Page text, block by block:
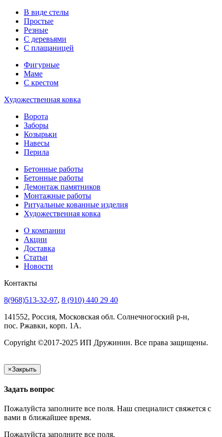
В виде стелы
Простые
Резные
С деревьями
С плащаницей
Фигурные
Маме
С крестом
Художественная ковка
Ворота
Заборы
Козырьки
Навесы
Перила
Бетонные работы
Бетонные работы
Демонтаж памятников
Монтажные работы
Ритуальные кованные изделия
Художественная ковка
О компании
Акции
Доставка
Статьи
Новости
Контакты
8(968)513-32-97, 8 (910) 440 29 40
141552, Россия, Московская обл. Солнечногоский р-н,
пос. Ржавки, корп. 1А.
Copyright ©2017-2025 ИП Дружинин. Все права защищены.
×Закрыть
Задать вопрос
Пожалуйста заполните все поля. Наш специалист свяжется с
вами в ближайшее время.
Пожалуйста заполните все поля.